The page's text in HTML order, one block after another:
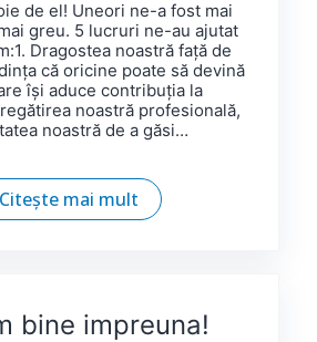
de el! Uneori ne-a fost mai
greu. 5 lucruri ne-au ajutat
Dragostea noastră față de
că oricine poate să devină
își aduce contribuția la
noastră profesională,
noastră de a găsi…
Citește mai mult
bine impreuna!